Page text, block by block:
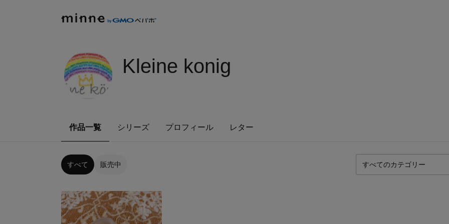
Kleine konig
作品一覧 シリーズ プロフィール レター
すべて 販売中